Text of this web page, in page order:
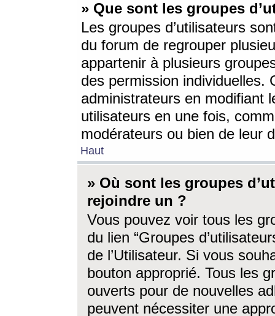
» Que sont les groupes
Les groupes d’utilisateurs
du forum de regrouper
appartenir à plusieurs
des permission individuelles.
administrateurs en modifiant
utilisateurs en une fois,
modérateurs ou bien de leur
Haut
» Où sont les groupes
rejoindre un ?
Vous pouvez voir tous les
du lien “Groupes
de l’Utilisateur. Si vous
bouton approprié. Tous les
ouverts pour de nouvelles
peuvent nécessiter une